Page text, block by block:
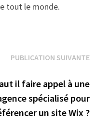
tout le monde.
PUBLICATION SUIVANTE
il faire appel à une
spécialisé pour
un site Wix ?